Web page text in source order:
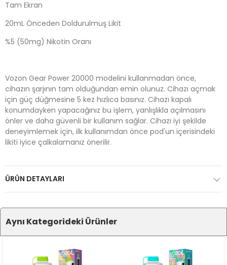
Tam Ekran
20mL Önceden Doldurulmuş Likit
%5 (50mg) Nikotin Oranı
Vozon Gear Power 20000 modelini kullanmadan önce,
cihazın şarjının tam olduğundan emin olunuz. Cihazı açmak
için güç düğmesine 5 kez hızlıca basınız. Cihazı kapalı
konumdayken yapacağınız bu işlem, yanlışlıkla açılmasını
önler ve daha güvenli bir kullanım sağlar. Cihazı iyi şekilde
deneyimlemek için, ilk kullanımdan önce pod'un içerisindeki
likiti iyice çalkalamanız önerilir.
ÜRÜN DETAYLARI
Aynı Kategorideki Ürünler